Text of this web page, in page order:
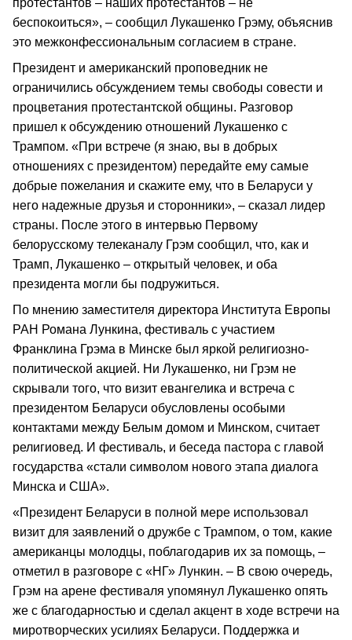
протестантов – наших протестантов – не
беспокоиться», – сообщил Лукашенко Грэму, объяснив
это межконфессиональным согласием в стране.
Президент и американский проповедник не
ограничились обсуждением темы свободы совести и
процветания протестантской общины. Разговор
пришел к обсуждению отношений Лукашенко с
Трампом. «При встрече (я знаю, вы в добрых
отношениях с президентом) передайте ему самые
добрые пожелания и скажите ему, что в Беларуси у
него надежные друзья и сторонники», – сказал лидер
страны. После этого в интервью Первому
белорусскому телеканалу Грэм сообщил, что, как и
Трамп, Лукашенко – открытый человек, и оба
президента могли бы подружиться.
По мнению заместителя директора Института Европы
РАН Романа Лункина, фестиваль с участием
Франклина Грэма в Минске был яркой религиозно-
политической акцией. Ни Лукашенко, ни Грэм не
скрывали того, что визит евангелика и встреча с
президентом Беларуси обусловлены особыми
контактами между Белым домом и Минском, считает
религиовед. И фестиваль, и беседа пастора с главой
государства «стали символом нового этапа диалога
Минска и США».
«Президент Беларуси в полной мере использовал
визит для заявлений о дружбе с Трампом, о том, какие
американцы молодцы, поблагодарив их за помощь, –
отметил в разговоре с «НГ» Лункин. – В свою очередь,
Грэм на арене фестиваля упомянул Лукашенко опять
же с благодарностью и сделал акцент в ходе встречи на
миротворческих усилиях Беларуси. Поддержка и